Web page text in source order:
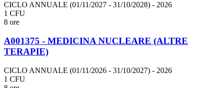
CICLO ANNUALE (01/11/2027 - 31/10/2028) - 2026
1 CFU
8 ore
A001375 - MEDICINA NUCLEARE (ALTRE
TERAPIE)
CICLO ANNUALE (01/11/2026 - 31/10/2027) - 2026
1 CFU